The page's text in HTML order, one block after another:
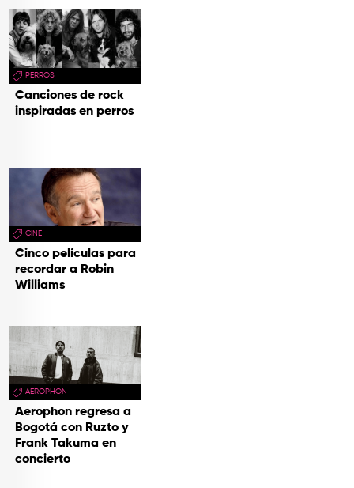
PERROS
Canciones de rock
inspiradas en perros
CINE
Cinco películas para
recordar a Robin
Williams
AEROPHON
Aerophon regresa a
Bogotá con Ruzto y
Frank Takuma en
concierto